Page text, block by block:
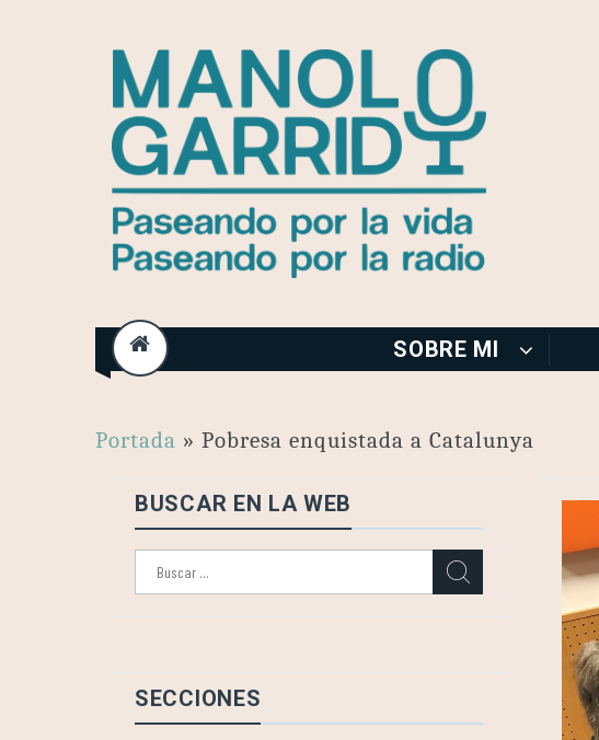
content
SOBRE MI
Portada » Pobresa enquistada a Catalunya
BUSCAR EN LA WEB
SECCIONES